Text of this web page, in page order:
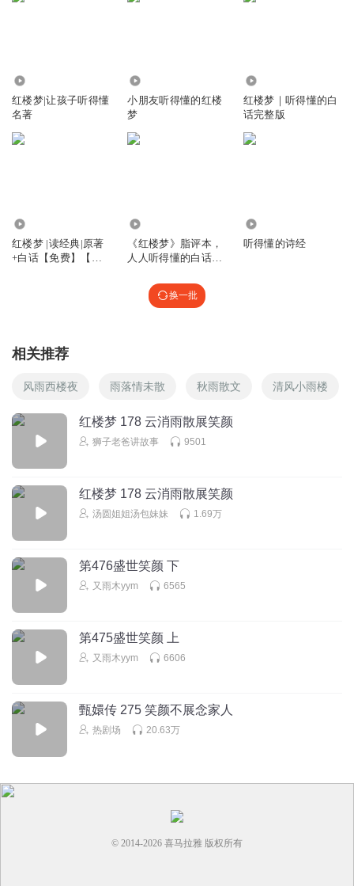
染_为曦曦摘月亮_耐闺
点赞拿图，求求你们了，（下次发化学老师）
回复 2021-03-24
端子玉石雕龙月
昨天没更新？
8
l0ilajth0d0k83vht4ie
宝玉太好了，我想要这个哥！
1895616pkpx回复 @l0ilajth0d0k83vht4ie: 人家是喜欢女孩，对女孩
听友211926653
好可怜呀怜可怜🥺，好想收养她😔😔😔。
雯Cherry回复 @听友211926653
l0ilajth0d0k83vht4ie
宝玉太好了，我想要这个哥哥就好了。
2020-12-01
红楼梦|让孩子听得懂
名著
小朋友听得懂的红楼
梦
红楼梦｜听得懂的白
话完整版
红楼梦 |读经典|原著
+白话【免费】【你
《红楼梦》脂评本，
人人听得懂的白话版
听得懂的诗经
换一批
相关推荐
风雨西楼夜 雨落情未散 秋雨散文 清风小雨楼
红楼梦 178 云消雨散展笑颜
狮子老爸讲故事 9501
红楼梦 178 云消雨散展笑颜
汤圆姐姐汤包妹妹 1.69万
第476盛世笑颜 下
又雨木yym 6565
第475盛世笑颜 上
又雨木yym 6606
甄嬛传 275 笑颜不展念家人
热剧场 20.63万
© 2014-2026 喜马拉雅 版权所有